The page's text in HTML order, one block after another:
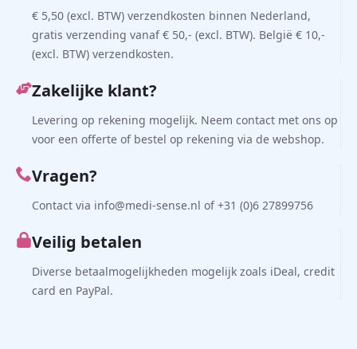
€ 5,50 (excl. BTW) verzendkosten binnen Nederland,
gratis verzending vanaf € 50,- (excl. BTW). België € 10,-
(excl. BTW) verzendkosten.
Zakelijke klant?
Levering op rekening mogelijk. Neem contact met ons op
voor een offerte of bestel op rekening via de webshop.
Vragen?
Contact via info@medi-sense.nl of +31 (0)6 27899756
Veilig betalen
Diverse betaalmogelijkheden mogelijk zoals iDeal, credit
card en PayPal.